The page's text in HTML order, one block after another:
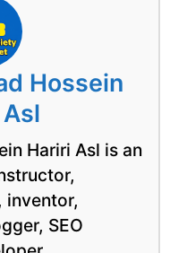
Hossein
Hariri Asl is an
inventor,
SEO